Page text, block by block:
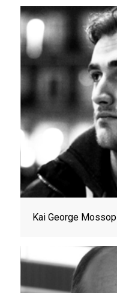
Kai George Mossop